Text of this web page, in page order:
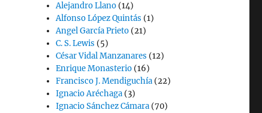
Alejandro Llano (14)
Alfonso López Quintás (1)
Angel García Prieto (21)
C. S. Lewis (5)
César Vidal Manzanares (12)
Enrique Monasterio (16)
Francisco J. Mendiguchía (22)
Ignacio Aréchaga (3)
Ignacio Sánchez Cámara (70)